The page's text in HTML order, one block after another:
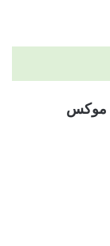
موكس